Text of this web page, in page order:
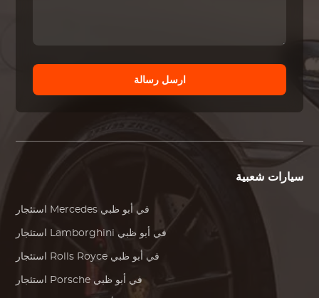
ارسل رسالة
سيارات شعبية
Mercedes في أبو ظبي
Lamborghini في أبو ظبي
Rolls Royce في أبو ظبي
Porsche في أبو ظبي